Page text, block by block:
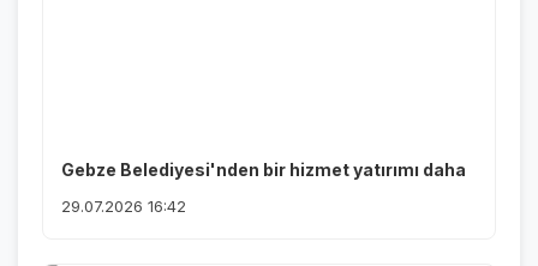
Gebze Belediyesi'nden bir hizmet yatırımı daha
29.07.2026 16:42